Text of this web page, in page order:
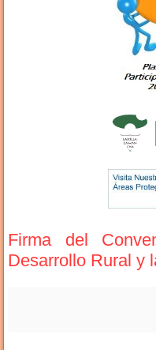
Firma del
Desarrollo Rural y